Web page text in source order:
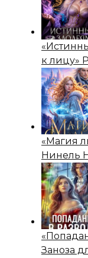
к лицу»
«Магия
Нинель
Заноза